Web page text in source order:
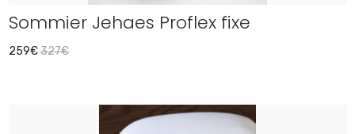
Sommier Jehaes Proflex fixe
259€327€